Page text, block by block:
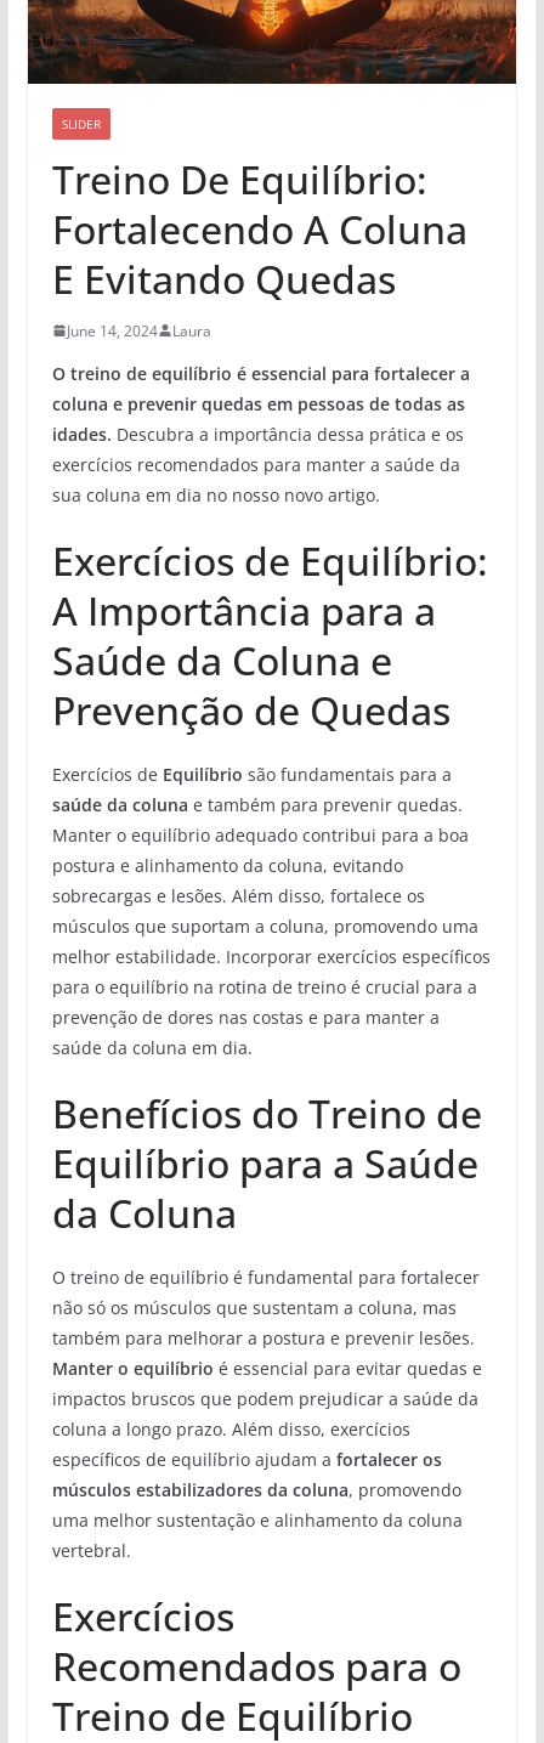
SLIDER
Treino De Equilíbrio:
Fortalecendo A Coluna
E Evitando Quedas
June 14, 2024 Laura
O treino de equilíbrio é essencial para fortalecer a
coluna e prevenir quedas em pessoas de todas as
idades. Descubra a importância dessa prática e os
exercícios recomendados para manter a saúde da
sua coluna em dia no nosso novo artigo.
Exercícios de Equilíbrio:
A Importância para a
Saúde da Coluna e
Prevenção de Quedas
Exercícios de Equilíbrio são fundamentais para a
saúde da coluna e também para prevenir quedas.
Manter o equilíbrio adequado contribui para a boa
postura e alinhamento da coluna, evitando
sobrecargas e lesões. Além disso, fortalece os
músculos que suportam a coluna, promovendo uma
melhor estabilidade. Incorporar exercícios específicos
para o equilíbrio na rotina de treino é crucial para a
prevenção de dores nas costas e para manter a
saúde da coluna em dia.
Benefícios do Treino de
Equilíbrio para a Saúde
da Coluna
O treino de equilíbrio é fundamental para fortalecer
não só os músculos que sustentam a coluna, mas
também para melhorar a postura e prevenir lesões.
Manter o equilíbrio é essencial para evitar quedas e
impactos bruscos que podem prejudicar a saúde da
coluna a longo prazo. Além disso, exercícios
específicos de equilíbrio ajudam a fortalecer os
músculos estabilizadores da coluna, promovendo
uma melhor sustentação e alinhamento da coluna
vertebral.
Exercícios
Recomendados para o
Treino de Equilíbrio